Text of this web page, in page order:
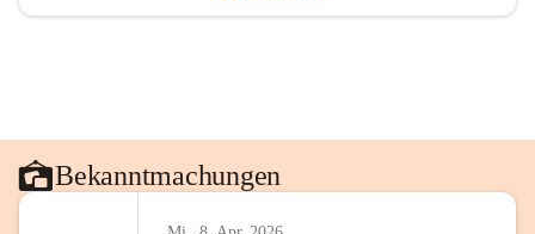
Bekanntmachungen